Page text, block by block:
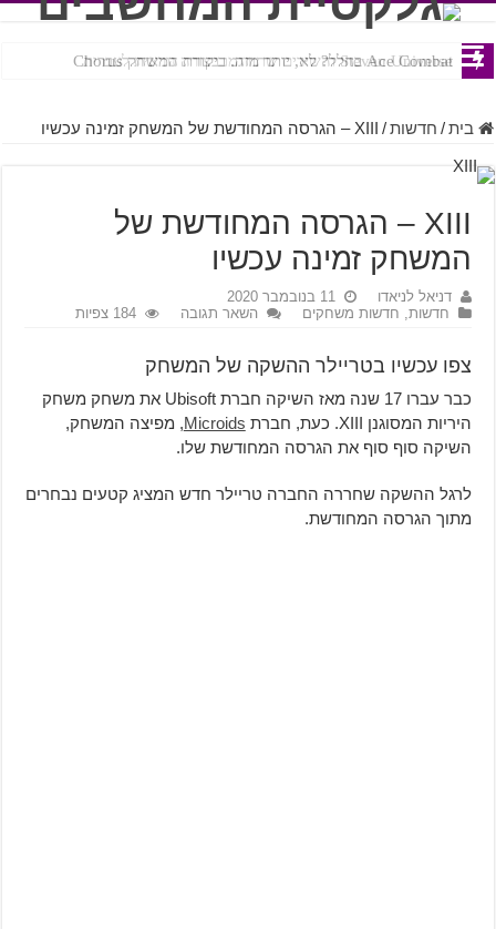
Ace Combat בחלל? לא, יותר מזה. ביקורת המשחק Chorus
Steven Universe והשירים שתורגמו בצורה נוראית לעברית
בית / חדשות / XIII – הגרסה המחודשת של המשחק זמינה עכשיו
XIII – הגרסה המחודשת של
המשחק זמינה עכשיו
דניאל לניאדו
11 בנובמבר 2020
חדשות, חדשות משחקים השאר תגובה 184 צפיות
צפו עכשיו בטריילר ההשקה של המשחק
כבר עברו 17 שנה מאז השיקה חברת Ubisoft את משחק משחק
היריות המסוגנן XIII. כעת, חברת
Microids, מפיצה המשחק,
השיקה סוף סוף את הגרסה המחודשת שלו.
לרגל ההשקה שחררה החברה טריילר חדש המציג קטעים נבחרים
מתוך הגרסה המחודשת.